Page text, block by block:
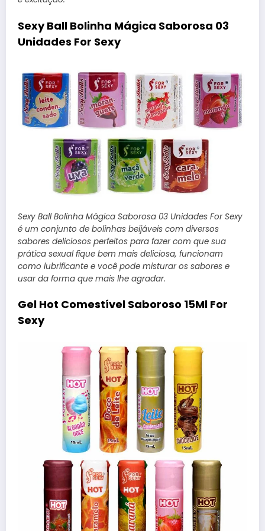
Sexy Ball Bolinha Mágica Saborosa 03
Unidades For Sexy
Sexy Ball Bolinha Mágica Saborosa 03 Unidades For Sexy
é um conjunto de bolinhas beijáveis com diversos
sabores deliciosos perfeitos para fazer com que sua
prática sexual fique bem mais deliciosa, funcionam
como lubrificante e você pode misturar os sabores e
usar da forma que mais lhe agradar.
Gel Hot Comestível Saboroso 15Ml For
Sexy